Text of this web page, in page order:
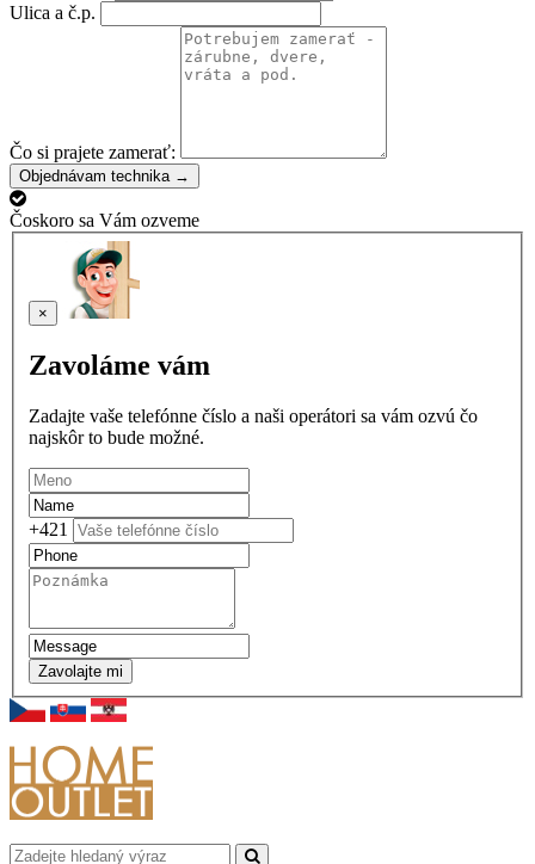
Ulica a č.p.
Čo si prajete zamerať:
Objednávam technika →
Čoskoro sa Vám ozveme
×
Zavoláme vám
Zadajte vaše telefónne číslo a naši operátori sa vám ozvú čo
najskôr to bude možné.
+421
Zavolajte mi